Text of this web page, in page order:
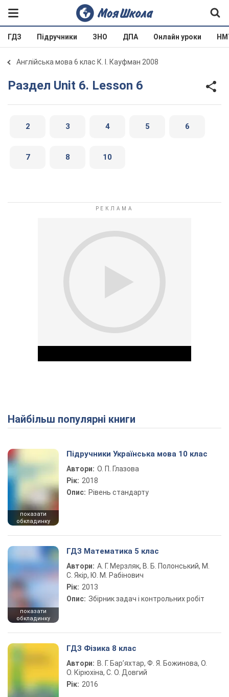
ГДЗ Підручники ЗНО ДПА Онлайн уроки
Англійська мова 6 клас К. І. Кауфман 2008
Раздел Unit 6. Lesson 6
2 3 4 5 6
7 8 10
Play Video
Найбільш популярні книги
показати
обкладинку
Підручники Українська мова 10 клас
Автори: О. П. Глазова
Рік: 2018
Опис: Рівень стандарту
показати
обкладинку
ГДЗ Математика 5 клас
Автори: А. Г. Мерзляк, В. Б. Полонський, М.
С. Якір, Ю. М. Рабінович
Рік: 2013
Опис: Збірник задач і контрольних робіт
ГДЗ Фізика 8 клас
Автори: В. Г. Бар’яхтар, Ф. Я. Божинова, О.
О. Кірюхіна, С. О. Довгий
Рік: 2016